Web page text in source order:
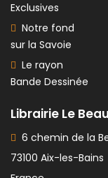
Exclusives
Notre fond
sur la Savoie
Le rayon
Bande Dessinée
Librairie Le
6 chemin de la
73100 Aix-les-Bains